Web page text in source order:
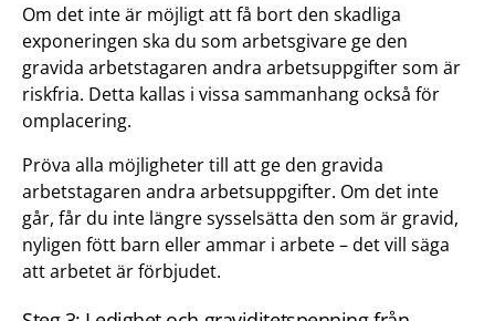
Om det inte är möjligt att få bort den skadliga
exponeringen ska du som arbetsgivare ge den
gravida arbetstagaren andra arbetsuppgifter som är
riskfria. Detta kallas i vissa sammanhang också för
omplacering.
Pröva alla möjligheter till att ge den gravida
arbetstagaren andra arbetsuppgifter. Om det inte
går, får du inte längre sysselsätta den som är gravid,
nyligen fött barn eller ammar i arbete – det vill säga
att arbetet är förbjudet.